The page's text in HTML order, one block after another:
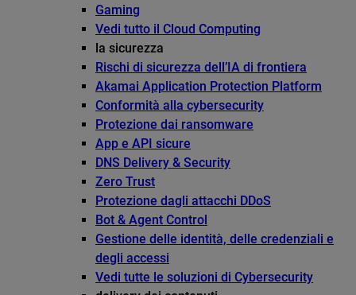
Gaming
Vedi tutto il Cloud Computing
la sicurezza
Rischi di sicurezza dell’IA di frontiera
Akamai Application Protection Platform
Conformità alla cybersecurity
Protezione dai ransomware
App e API sicure
DNS Delivery & Security
Zero Trust
Protezione dagli attacchi DDoS
Bot & Agent Control
Gestione delle identità, delle credenziali e
degli accessi
Vedi tutte le soluzioni di Cybersecurity